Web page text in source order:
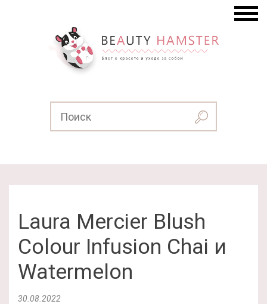
Laura Mercier Blush
Colour Infusion Chai и
Watermelon
30.08.2022